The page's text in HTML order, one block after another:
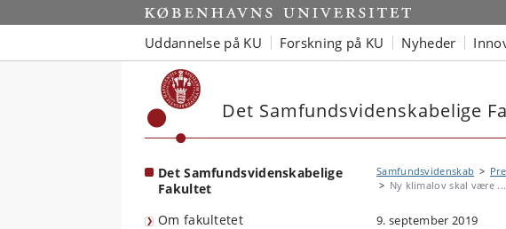
Start
Uddannelse på KU Forskning på KU Nyheder
Det Samfundsvidenskabelige
Det Samfundsvidenskabelige
Fakultet
Om fakultetet
Samfundsvidenskab
Ny klimalov skal være ...
9. september 2019